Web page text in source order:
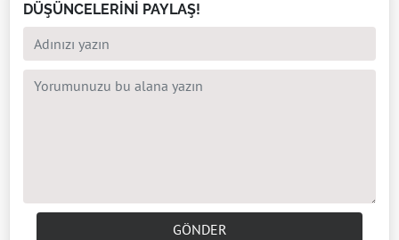
DÜŞÜNCELERİNİ PAYLAŞ!
GÖNDER